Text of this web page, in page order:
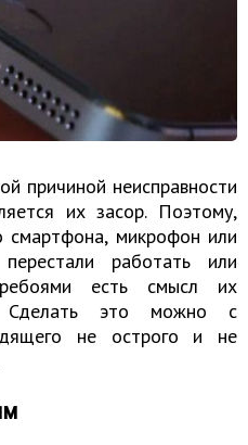
причиной неисправности
их засор. Поэтому,
смартфона, микрофон или
работать или
есть смысл их
Сделать это можно с
не острого и не